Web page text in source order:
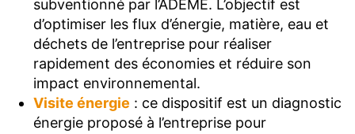
subventionné par l’ADEME. L’objectif est
d’optimiser les flux d’énergie, matière, eau et
déchets de l’entreprise pour réaliser
rapidement des économies et réduire son
impact environnemental.
Visite énergie : ce dispositif est un diagnostic
énergie proposé à l’entreprise pour